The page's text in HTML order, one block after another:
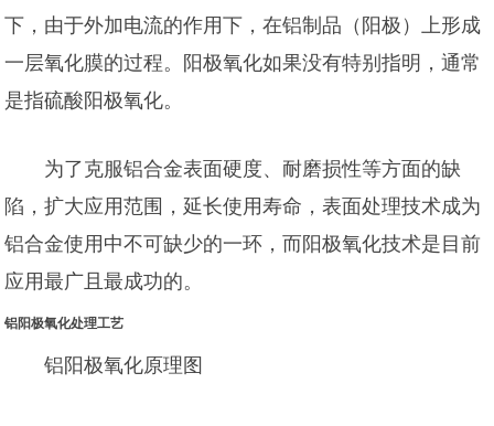
下，由于外加电流的作用下，在铝制品（阳极）上形成
一层氧化膜的过程。阳极氧化如果没有特别指明，通常
是指硫酸阳极氧化。
为了克服铝合金表面硬度、耐磨损性等方面的缺
陷，扩大应用范围，延长使用寿命，表面处理技术成为
铝合金使用中不可缺少的一环，而阳极氧化技术是目前
应用最广且最成功的。
铝阳极氧化处理工艺
铝阳极氧化原理图